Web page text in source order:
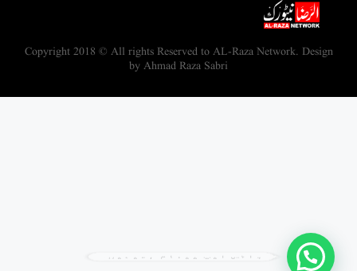
Copyright 2018 © All rights Reserved to AL-Raza Network. Design
by Ahmad Raza Sabri
واٹس ایپ پیغام بھیجیں۔